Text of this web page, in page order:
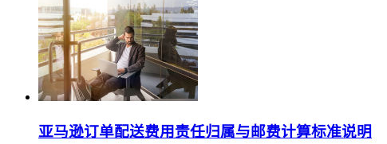
亚马逊订单配送费用责任归属与邮费计算标准说明